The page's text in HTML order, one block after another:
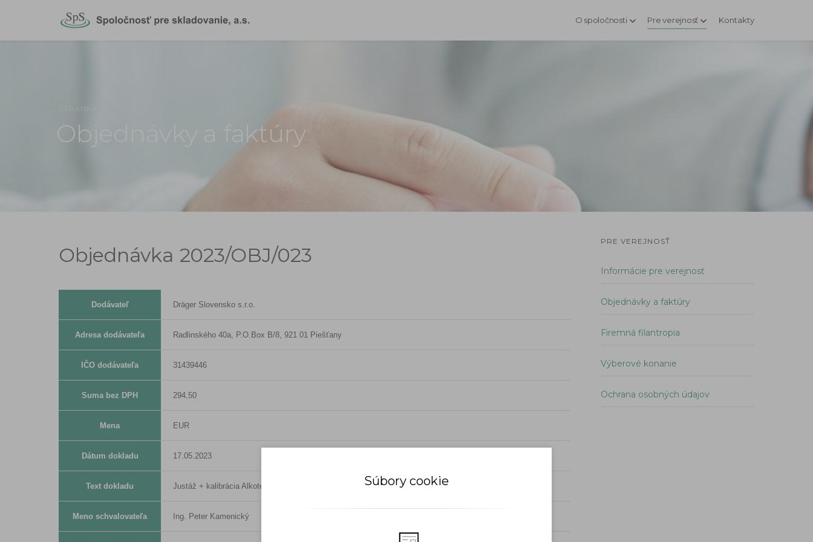
Súbory cookie
O spoločnosti Pre verejnosť Kontakty
Objednávky a faktúry
Objednávka 2023/OBJ/023
Dodávateľ Dräger Slovensko s.r.o.
Adresa dodávateľa Radlinského 40a, P.O.Box B/8, 921 01 Piešťany
IČO dodávateľa 31439446
Suma bez DPH 294,50
Mena EUR
Dátum dokladu 17.05.2023
Text dokladu Justáž + kalibrácia Alkotest
Meno schvalovateľa Ing. Peter Kamenický
PRE VEREJNOSŤ
Informácie pre verejnosť
Objednávky a faktúry
Firemná filantropia
Výberové konanie
Ochrana osobných údajov